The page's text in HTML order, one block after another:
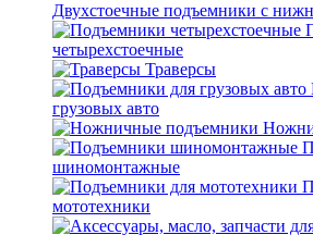
Двухстоечные подъемники с
четырехстоечные
Траверсы
грузовых авто
шиномонтажные
мототехники